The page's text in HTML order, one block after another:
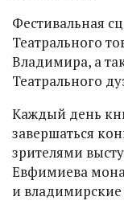
Фестивальная
Театрального
Владимира, а
Театрального
Каждый день
завершаться
зрителями
Евфимиева
и